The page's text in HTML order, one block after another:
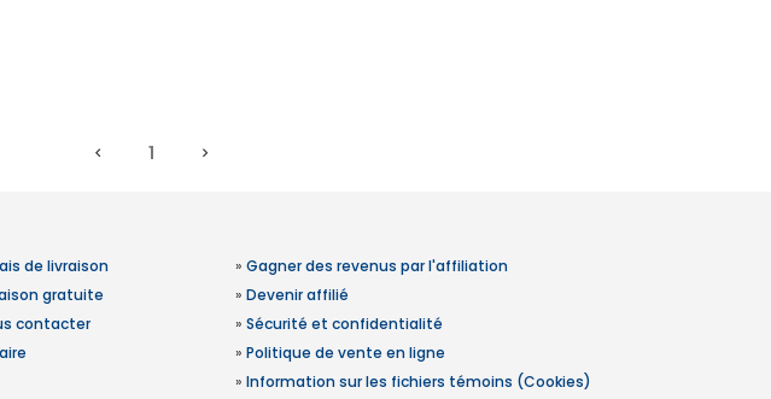
1
de livraison
gratuite
contacter
» Gagner des revenus par l'affiliation
» Devenir affilié
» Sécurité et confidentialité
» Politique de vente en ligne
» Information sur les fichiers témoins (Cookies)